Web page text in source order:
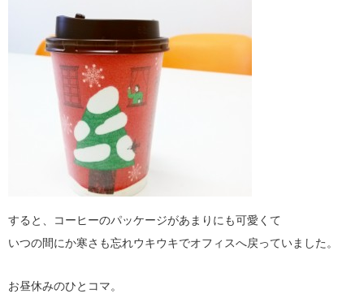
すると、コーヒーのパッケージがあまりにも可愛くて
いつの間にか寒さも忘れウキウキでオフィスへ戻っていました。
お昼休みのひとコマ。